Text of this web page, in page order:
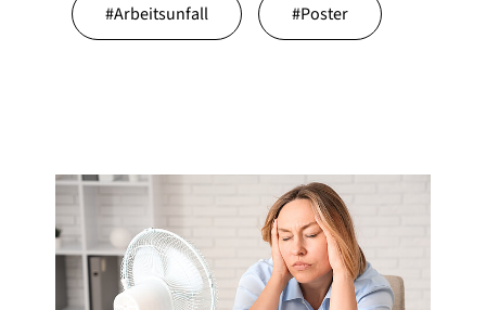
#Arbeitsunfall #Poster